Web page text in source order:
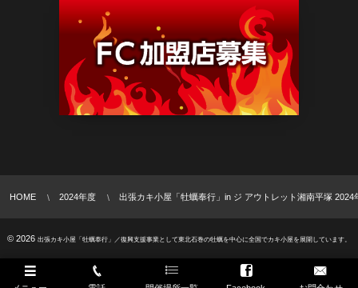
HOME 2024年度 出張カキ小屋「牡蠣奉行」in ジ アウトレット湘南平塚 2024
© 2026 出張カキ小屋「牡蠣奉行」／復興支援事業として東北石巻の牡蠣を中心に全国でカキ小屋を展開しています。